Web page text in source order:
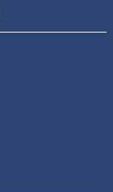
ップ